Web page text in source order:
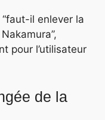
il enlever la
pour l’utilisateur
de la